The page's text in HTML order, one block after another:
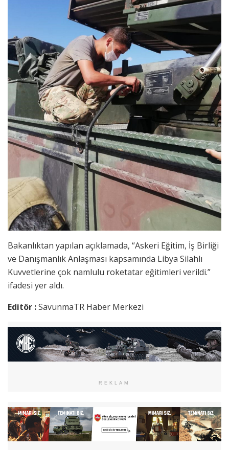
Bakanlıktan yapılan açıklamada, “Askeri Eğitim, İş Birliği
ve Danışmanlık Anlaşması kapsamında Libya Silahlı
Kuvvetlerine çok namlulu roketatar eğitimleri verildi.”
ifadesi yer aldı.
Editör :SavunmaTR Haber Merkezi
REKLAM